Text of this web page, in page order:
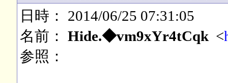
日時： 2014/06/25 07:31:05
名前： Hide.◆vm9xYr4tCqk<
参照：